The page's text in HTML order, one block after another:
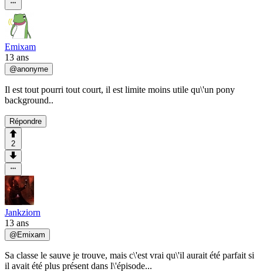
Emixam
13 ans
@anonyme
Il est tout pourri tout court, il est limite moins utile qu\'un pony
background..
Répondre
2
Jankziorn
13 ans
@ Emixam
Sa classe le sauve je trouve, mais c\'est vrai qu\'il aurait été parfait si
il avait été plus présent dans l\'épisode...